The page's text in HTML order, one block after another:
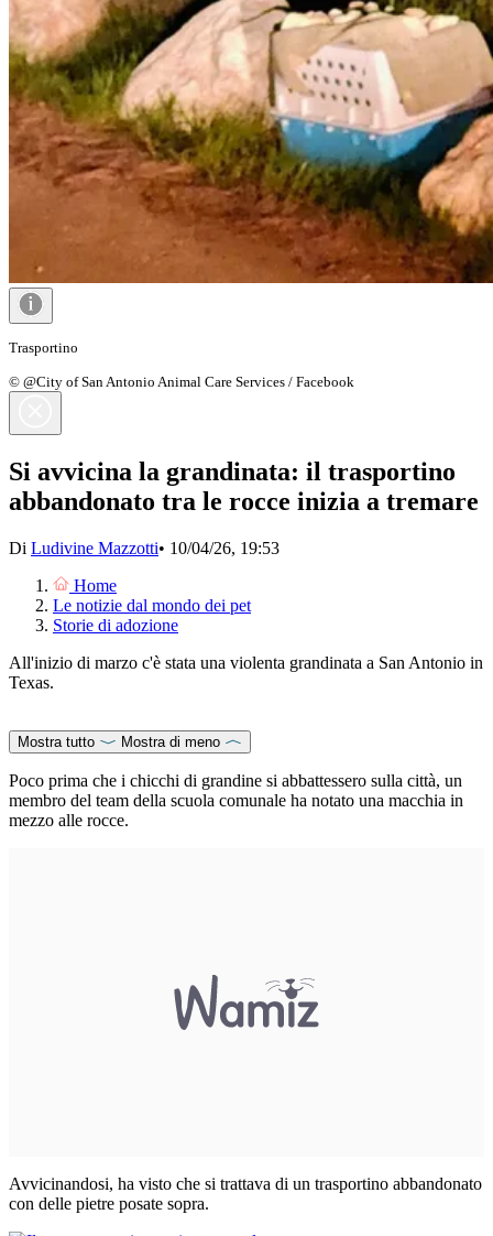
Trasportino
© @City of San Antonio Animal Care Services / Facebook
Si avvicina la grandinata: il trasportino
abbandonato tra le rocce inizia a tremare
Di Ludivine Mazzotti• 10/04/26, 19:53
Home
Le notizie dal mondo dei pet
Storie di adozione
All'inizio di marzo c'è stata una violenta grandinata a San Antonio in
Texas.
Mostra tutto Mostra di meno
Poco prima che i chicchi di grandine si abbattessero sulla città, un
membro del team della scuola comunale ha notato una macchia in
mezzo alle rocce.
Avvicinandosi, ha visto che si trattava di un trasportino abbandonato
con delle pietre posate sopra.